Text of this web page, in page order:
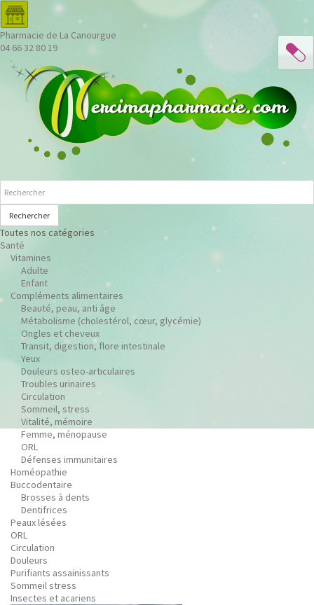
Pharmacie de La Canourgue
04 66 32 80 19
Rechercher
Toutes nos catégories
Santé
Vitamines
Adulte
Enfant
Compléments alimentaires
Beauté, peau, anti âge
Métabolisme (cholestérol, cœur, glycémie)
Ongles et cheveux
Transit, digestion, flore intestinale
Yeux
Douleurs osteo-articulaires
Troubles urinaires
Circulation
Sommeil, stress
Vitalité, mémoire
Femme, ménopause
ORL
Défenses immunitaires
Homéopathie
Buccodentaire
Brosses à dents
Dentifrices
Peaux lésées
ORL
Circulation
Douleurs
Purifiants assainissants
Sommeil stress
Insectes et acariens